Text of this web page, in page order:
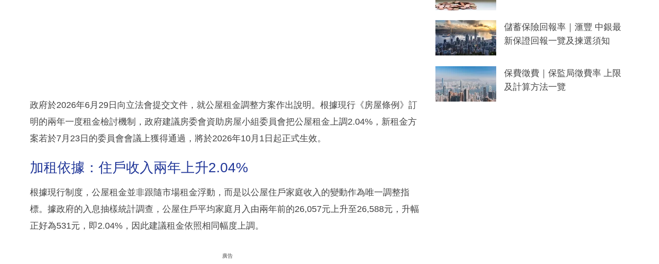
政府於2026年6月29日向立法會提交文件，就公屋租金調整方案作出說明。根據現行《房屋條例》訂
明的兩年一度租金檢討機制，政府建議房委會資助房屋小組委員會把公屋租金上調2.04%，新租金方
案若於7月23日的委員會會議上獲得通過，將於2026年10月1日起正式生效。
加租依據：住戶收入兩年上升2.04%
根據現行制度，公屋租金並非跟隨市場租金浮動，而是以公屋住戶家庭收入的變動作為唯一調整指
標。據政府的入息抽樣統計調查，公屋住戶平均家庭月入由兩年前的26,057元上升至26,588元，升幅
正好為531元，即2.04%，因此建議租金依照相同幅度上調。
廣告
儲蓄保險回報率｜滙豐 中銀最
新保證回報一覽及揀選須知
保費徵費｜保監局徵費率 上限
及計算方法一覽